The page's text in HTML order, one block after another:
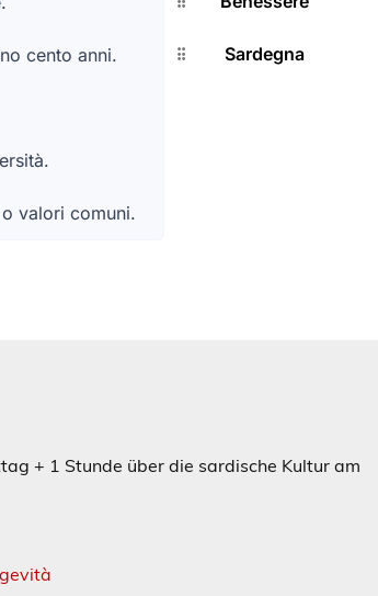
+ 1 Stunde über die sardische Kultur am